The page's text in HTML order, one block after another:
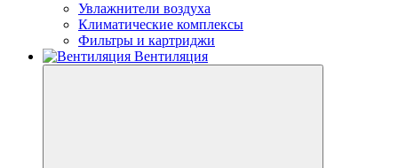
Увлажнители воздуха
Климатические комплексы
Фильтры и картриджи
Вентиляция